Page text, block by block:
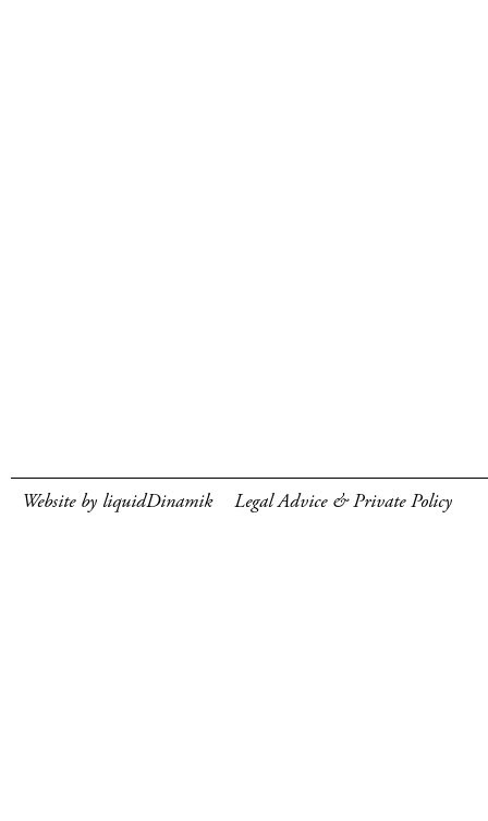
Website by liquidDinamik Legal Advice & Private Policy